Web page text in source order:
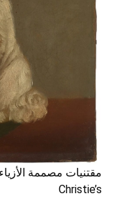
مقتنيات مصممة
Christie’s